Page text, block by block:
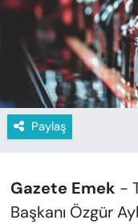
Paylaş
Gazete Emek -
Başkanı Özgür
SAĞLIK
SPOR
KÜLTÜR-
ÖZEL HABER